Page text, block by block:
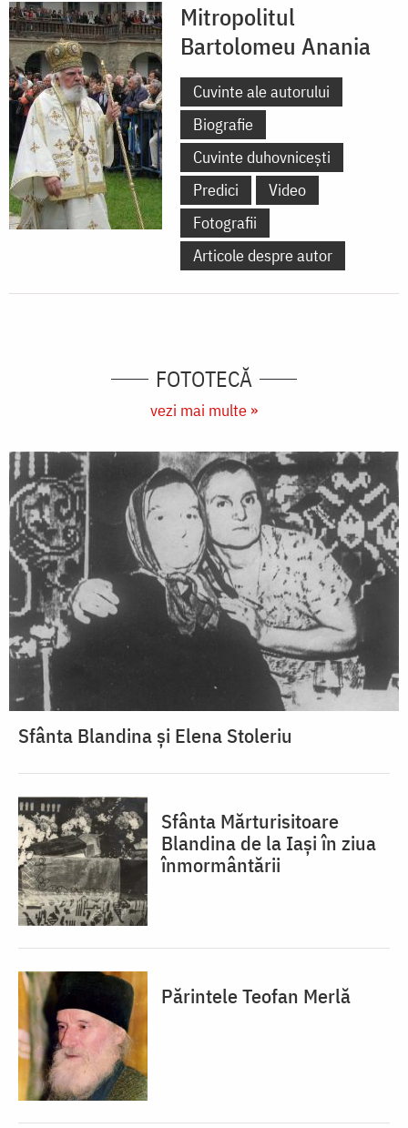
Mitropolitul
Bartolomeu Anania
Cuvinte ale autorului
Biografie
Cuvinte duhovnicești
Predici
Video
Fotografii
Articole despre autor
FOTOTECĂ
vezi mai multe »
Sfânta Blandina și Elena Stoleriu
Sfânta Mărturisitoare
Blandina de la Iași în ziua
înmormântării
Părintele Teofan Merlă